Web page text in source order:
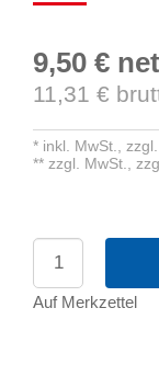
9,50 €
11,31 €
* inkl. MwSt.,
** zzgl. MwSt.,
Auf Merkzettel